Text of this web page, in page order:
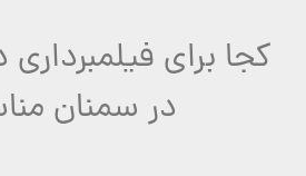
کجا برای
در سمنان